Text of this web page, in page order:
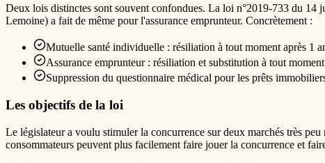
Deux lois distinctes sont souvent confondues. La loi n°2019-733 du 14
Lemoine) a fait de même pour l'assurance emprunteur. Concrètement :
Mutuelle santé individuelle : résiliation à tout moment après
Assurance emprunteur : résiliation et substitution à tout
Suppression du questionnaire médical pour les prêts
Les objectifs de la loi
Le législateur a voulu stimuler la concurrence sur deux marchés très
consommateurs peuvent plus facilement faire jouer la concurrence et